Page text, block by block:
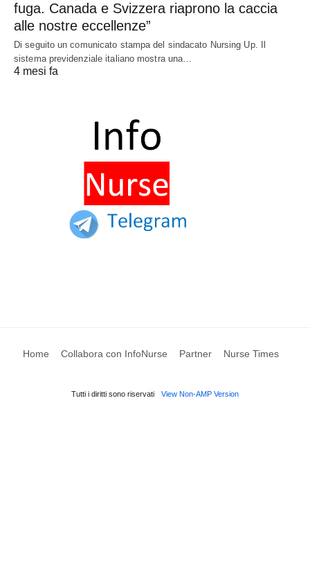
fuga. Canada e Svizzera riaprono la caccia
alle nostre eccellenze”
Di seguito un comunicato stampa del sindacato Nursing Up. Il
sistema previdenziale italiano mostra una…
4 mesi fa
Home Collabora con InfoNurse Partner Nurse Times
Tutti i diritti sono riservati View Non-AMP Version